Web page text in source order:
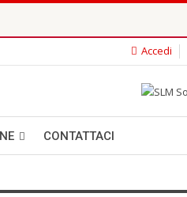
Accedi
CONTATTACI